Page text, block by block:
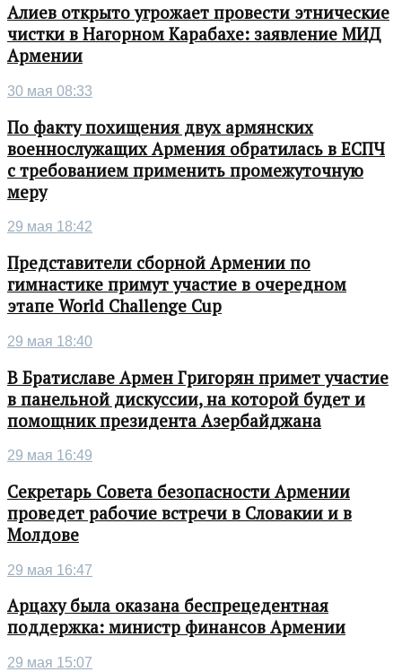
Алиев открыто угрожает провести этнические
чистки в Нагорном Карабахе: заявление МИД
Армении
30 мая 08:33
По факту похищения двух армянских
военнослужащих Армения обратилась в ЕСПЧ
с требованием применить промежуточную
меру
29 мая 18:42
Представители сборной Армении по
гимнастике примут участие в очередном
этапе World Challenge Cup
29 мая 18:40
В Братиславе Армен Григорян примет участие
в панельной дискуссии, на которой будет и
помощник президента Азербайджана
29 мая 16:49
Секретарь Совета безопасности Армении
проведет рабочие встречи в Словакии и в
Молдове
29 мая 16:47
Арцаху была оказана беспрецедентная
поддержка: министр финансов Армении
29 мая 15:07